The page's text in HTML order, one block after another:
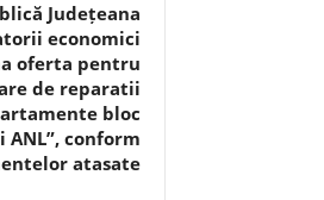
Județeana
economici
oferta pentru
de reparatii
bloc
ANL”, conform
atasate